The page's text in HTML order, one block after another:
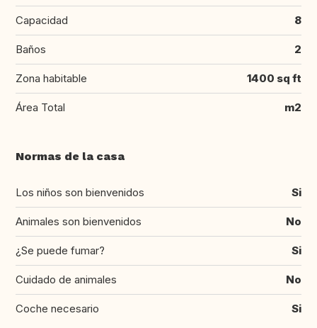
Capacidad 8
Baños 2
Zona habitable 1400 sq ft
Área Total m2
Normas de la casa
Los niños son bienvenidos Si
Animales son bienvenidos No
¿Se puede fumar? Si
Cuidado de animales No
Coche necesario Si